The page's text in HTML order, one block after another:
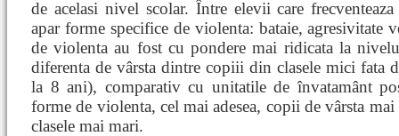
de acelasi nivel scolar. Între elevii care
apar forme specifice de violenta: bataie, agresivitate
de violenta au fost cu pondere mai ridicata la
diferenta de vârsta dintre copiii din clasele mici fata
la 8 ani), comparativ cu unitatile de învatamânt
forme de violenta, cel mai adesea, copii de vârsta
clasele mai mari.